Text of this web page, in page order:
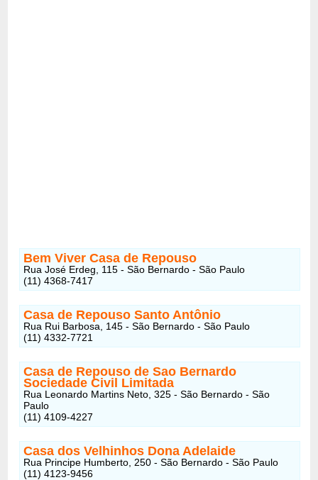
Bem Viver Casa de Repouso
Rua José Erdeg, 115 - São Bernardo - São Paulo
(11) 4368-7417
Casa de Repouso Santo Antônio
Rua Rui Barbosa, 145 - São Bernardo - São Paulo
(11) 4332-7721
Casa de Repouso de Sao Bernardo
Sociedade Civil Limitada
Rua Leonardo Martins Neto, 325 - São Bernardo - São
Paulo
(11) 4109-4227
Casa dos Velhinhos Dona Adelaide
Rua Principe Humberto, 250 - São Bernardo - São Paulo
(11) 4123-9456